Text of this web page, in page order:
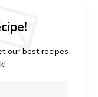
our best recipes